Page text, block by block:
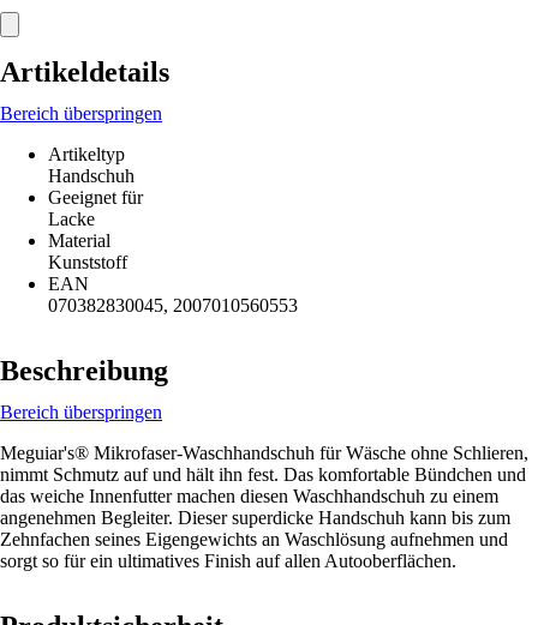
Artikeldetails
Bereich überspringen
Artikeltyp
Handschuh
Geeignet für
Lacke
Material
Kunststoff
EAN
070382830045, 2007010560553
Beschreibung
Bereich überspringen
Meguiar's® Mikrofaser-Waschhandschuh für Wäsche ohne Schlieren,
nimmt Schmutz auf und hält ihn fest. Das komfortable Bündchen und
das weiche Innenfutter machen diesen Waschhandschuh zu einem
angenehmen Begleiter. Dieser superdicke Handschuh kann bis zum
Zehnfachen seines Eigengewichts an Waschlösung aufnehmen und
sorgt so für ein ultimatives Finish auf allen Autooberflächen.